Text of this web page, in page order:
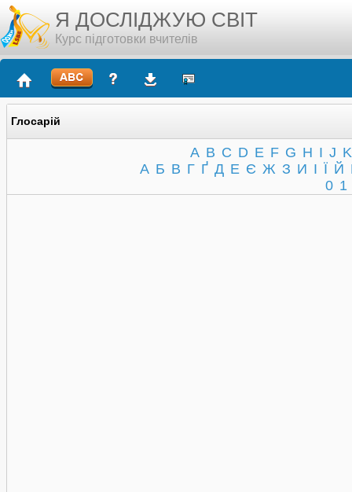
Я ДОСЛІДЖУЮ СВІТ
Курс підготовки вчителів
Глосарій
A B C D E F G H I J K
А Б В Г Ґ Д Е Є Ж З И І Ї Й
0 1